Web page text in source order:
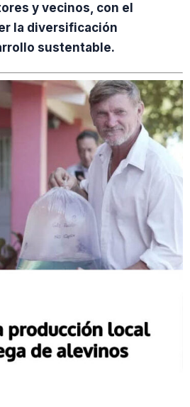
y vecinos, con el
la diversificación
sustentable.